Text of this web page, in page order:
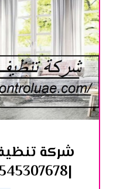
شركة
|0545307678| الهلال الذهبي